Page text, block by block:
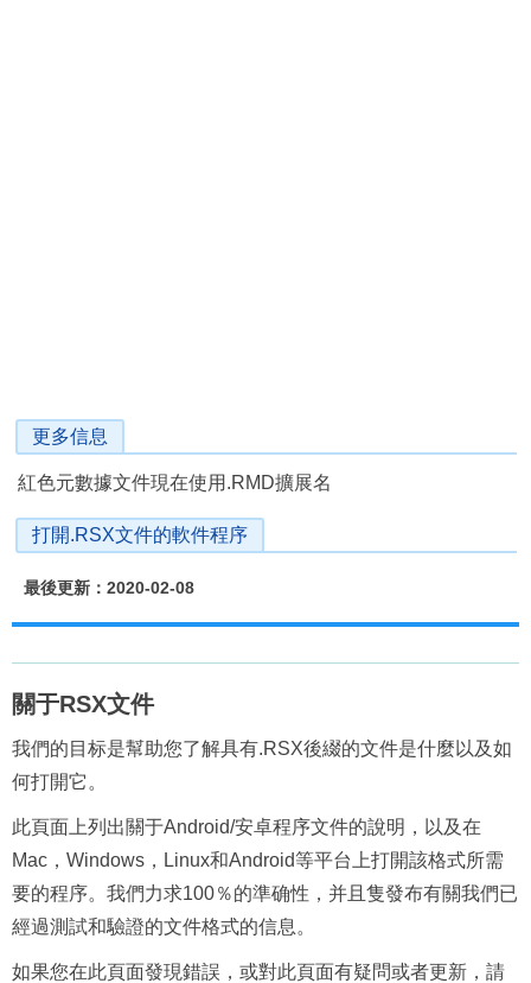
更多信息
紅色元數據文件現在使用.RMD擴展名
打開.RSX文件的軟件程序
最後更新：2020-02-08
關于RSX文件
我們的目标是幫助您了解具有.RSX後綴的文件是什麼以及如
何打開它。
此頁面上列出關于Android/安卓程序文件的說明，以及在
Mac，Windows，Linux和Android等平台上打開該格式所需
要的程序。我們力求100％的準确性，并且隻發布有關我們已
經過測試和驗證的文件格式的信息。
如果您在此頁面發現錯誤，或對此頁面有疑問或者更新，請